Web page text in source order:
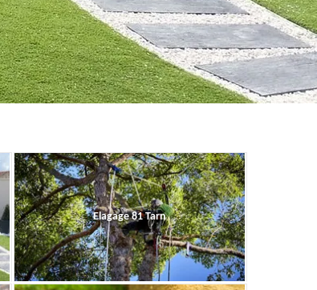
Elagage 81 Tarn